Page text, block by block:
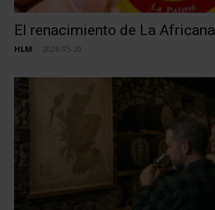
El renacimiento de La Africana
HLM 2026-05-20